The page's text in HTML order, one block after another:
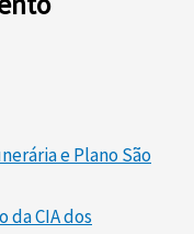
e Plano São
da CIA dos